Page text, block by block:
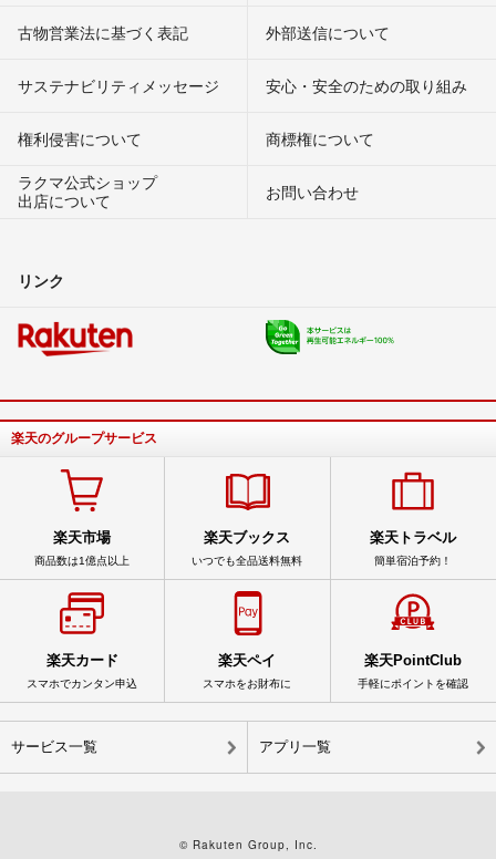
古物営業法に基づく表記 外部送信について
サステナビリティメッセージ 安心・安全のための取り組み
権利侵害について
商標権について
ラクマ公式ショップ
出店について
お問い合わせ
リンク
楽天のグループサービス
楽天市場
商品数は1億点以上
楽天ブックス
いつでも全品送料無料
楽天トラベル
簡単宿泊予約！
楽天カード
スマホでカンタン申込
楽天ペイ
スマホをお財布に
楽天PointClub
手軽にポイントを確認
サービス一覧 アプリ一覧
© Rakuten Group, Inc.